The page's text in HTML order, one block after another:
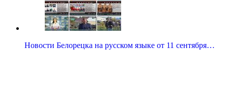
Новости Белорецка на русском языке от 11 сентября…